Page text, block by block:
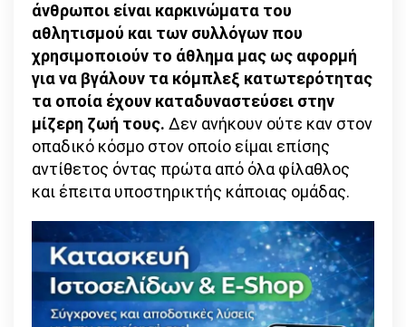
άνθρωποι είναι καρκινώματα του
αθλητισμού και των συλλόγων που
χρησιμοποιούν το άθλημα μας ως αφορμή
για να βγάλουν τα κόμπλεξ κατωτερότητας
τα οποία έχουν καταδυναστεύσει στην
μίζερη ζωή τους. Δεν ανήκουν ούτε καν στον
οπαδικό κόσμο στον οποίο είμαι επίσης
αντίθετος όντας πρώτα από όλα φίλαθλος
και έπειτα υποστηρικτής κάποιας ομάδας.